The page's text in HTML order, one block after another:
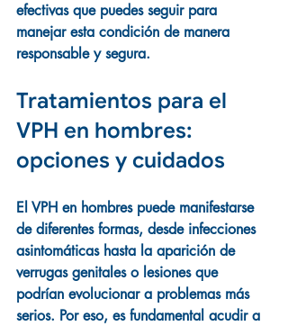
efectivas que puedes seguir para
manejar esta condición de manera
responsable y segura.
Tratamientos para el
VPH en hombres:
opciones y cuidados
El VPH en hombres puede manifestarse
de diferentes formas, desde infecciones
asintomáticas hasta la aparición de
verrugas genitales o lesiones que
podrían evolucionar a problemas más
serios. Por eso, es fundamental acudir a